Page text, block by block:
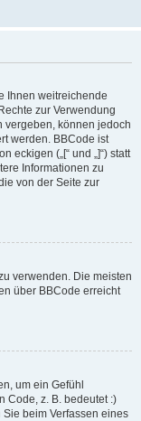
Ihnen weitreichende
zur Verwendung
vergeben, können jedoch
werden. BBCode ist
eckigen („[“ und „]“) statt
Informationen zu
von der Seite zur
verwenden. Die meisten
über BBCode erreicht
um ein Gefühl
Code, z. B. bedeutet :)
beim Verfassen eines